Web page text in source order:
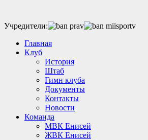
Учредители:
Главная
Клуб
История
Штаб
Гимн клуба
Документы
Контакты
Новости
Команда
МВК Енисей
ЖВК Енисей